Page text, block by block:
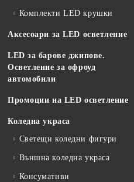
Комплекти LED крушки
Аксесоари за LED осветление
LED за барове джипове.
Осветление за офроуд
автомобили
Промоции на LED осветление
Коледна украса
Светещи коледни фигури
Външна коледна украса
Консумативи